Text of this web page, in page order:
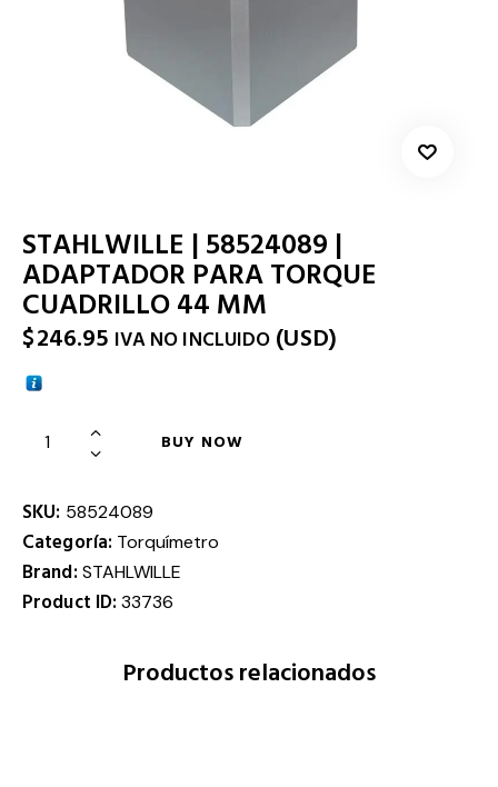
STAHLWILLE | 58524089 |
ADAPTADOR PARA TORQUE
CUADRILLO 44 MM
$246.95 IVA NO INCLUIDO (USD)
BUY NOW
SKU: 58524089
Categoría: Torquímetro
Brand: STAHLWILLE
Product ID:33736
Productos relacionados